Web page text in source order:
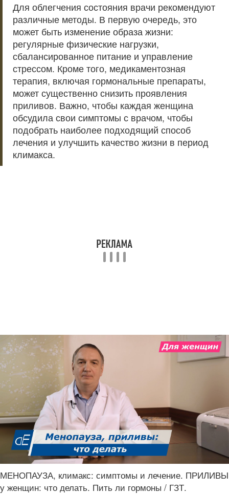
Для облегчения состояния врачи рекомендуют
различные методы. В первую очередь, это
может быть изменение образа жизни:
регулярные физические нагрузки,
сбалансированное питание и управление
стрессом. Кроме того, медикаментозная
терапия, включая гормональные препараты,
может существенно снизить проявления
приливов. Важно, чтобы каждая женщина
обсудила свои симптомы с врачом, чтобы
подобрать наиболее подходящий способ
лечения и улучшить качество жизни в период
климакса.
МЕНОПАУЗА, климакс: симптомы и лечение. ПРИЛИВЫ
у женщин: что делать. Пить ли гормоны / ГЗТ.